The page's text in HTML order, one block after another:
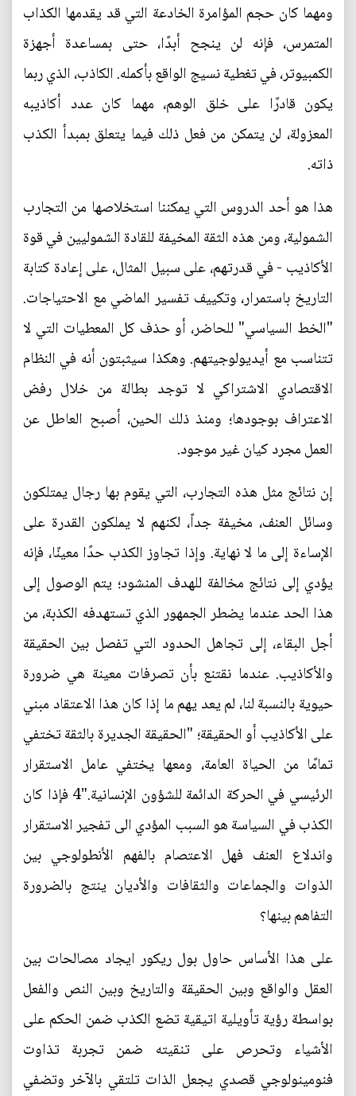
ومهما كان حجم المؤامرة الخادعة التي قد يقدمها الكذاب
المتمرس، فإنه لن ينجح أبدًا، حتى بمساعدة أجهزة
الكمبيوتر، في تغطية نسيج الواقع بأكمله. الكاذب، الذي ربما
يكون قادرًا على خلق الوهم، مهما كان عدد أكاذيبه
المعزولة، لن يتمكن من فعل ذلك فيما يتعلق بمبدأ الكذب
ذاته.
هذا هو أحد الدروس التي يمكننا استخلاصها من التجارب
الشمولية، ومن هذه الثقة المخيفة للقادة الشموليين في قوة
الأكاذيب - في قدرتهم، على سبيل المثال، على إعادة كتابة
التاريخ باستمرار، وتكييف تفسير الماضي مع الاحتياجات.
"الخط السياسي" للحاضر، أو حذف كل المعطيات التي لا
تتناسب مع أيديولوجيتهم. وهكذا سيثبتون أنه في النظام
الاقتصادي الاشتراكي لا توجد بطالة من خلال رفض
الاعتراف بوجودها؛ ومنذ ذلك الحين، أصبح العاطل عن
العمل مجرد كيان غير موجود.
إن نتائج مثل هذه التجارب، التي يقوم بها رجال يمتلكون
وسائل العنف، مخيفة جداً، لكنهم لا يملكون القدرة على
الإساءة إلى ما لا نهاية. وإذا تجاوز الكذب حدًا معينًا، فإنه
يؤدي إلى نتائج مخالفة للهدف المنشود؛ يتم الوصول إلى
هذا الحد عندما يضطر الجمهور الذي تستهدفه الكذبة، من
أجل البقاء، إلى تجاهل الحدود التي تفصل بين الحقيقة
والأكاذيب. عندما نقتنع بأن تصرفات معينة هي ضرورة
حيوية بالنسبة لنا، لم يعد يهم ما إذا كان هذا الاعتقاد مبني
على الأكاذيب أو الحقيقة؛ "الحقيقة الجديرة بالثقة تختفي
تمامًا من الحياة العامة، ومعها يختفي عامل الاستقرار
الرئيسي في الحركة الدائمة للشؤون الإنسانية."4 فإذا كان
الكذب في السياسة هو السبب المؤدي الى تفجير الاستقرار
واندلاع العنف فهل الاعتصام بالفهم الأنطولوجي بين
الذوات والجماعات والثقافات والأديان ينتج بالضرورة
التفاهم بينها؟
على هذا الأساس حاول بول ريكور ايجاد مصالحات بين
العقل والواقع وبين الحقيقة والتاريخ وبين النص والفعل
بواسطة رؤية تأويلية اتيقية تضع الكذب ضمن الحكم على
الأشياء وتحرص على تنقيته ضمن تجربة تذاوت
فنومينولوجي قصدي يجعل الذات تلتقي بالآخر وتضفي